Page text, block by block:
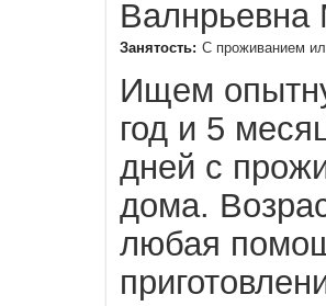
Валнрьевна
Занятость: С проживанием
Ищем
год и 5
дней с
дома.
любая